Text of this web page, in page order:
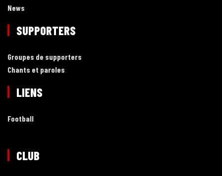
News
SUPPORTERS
Groupes de supporters
Chants et paroles
LIENS
Football
CLUB